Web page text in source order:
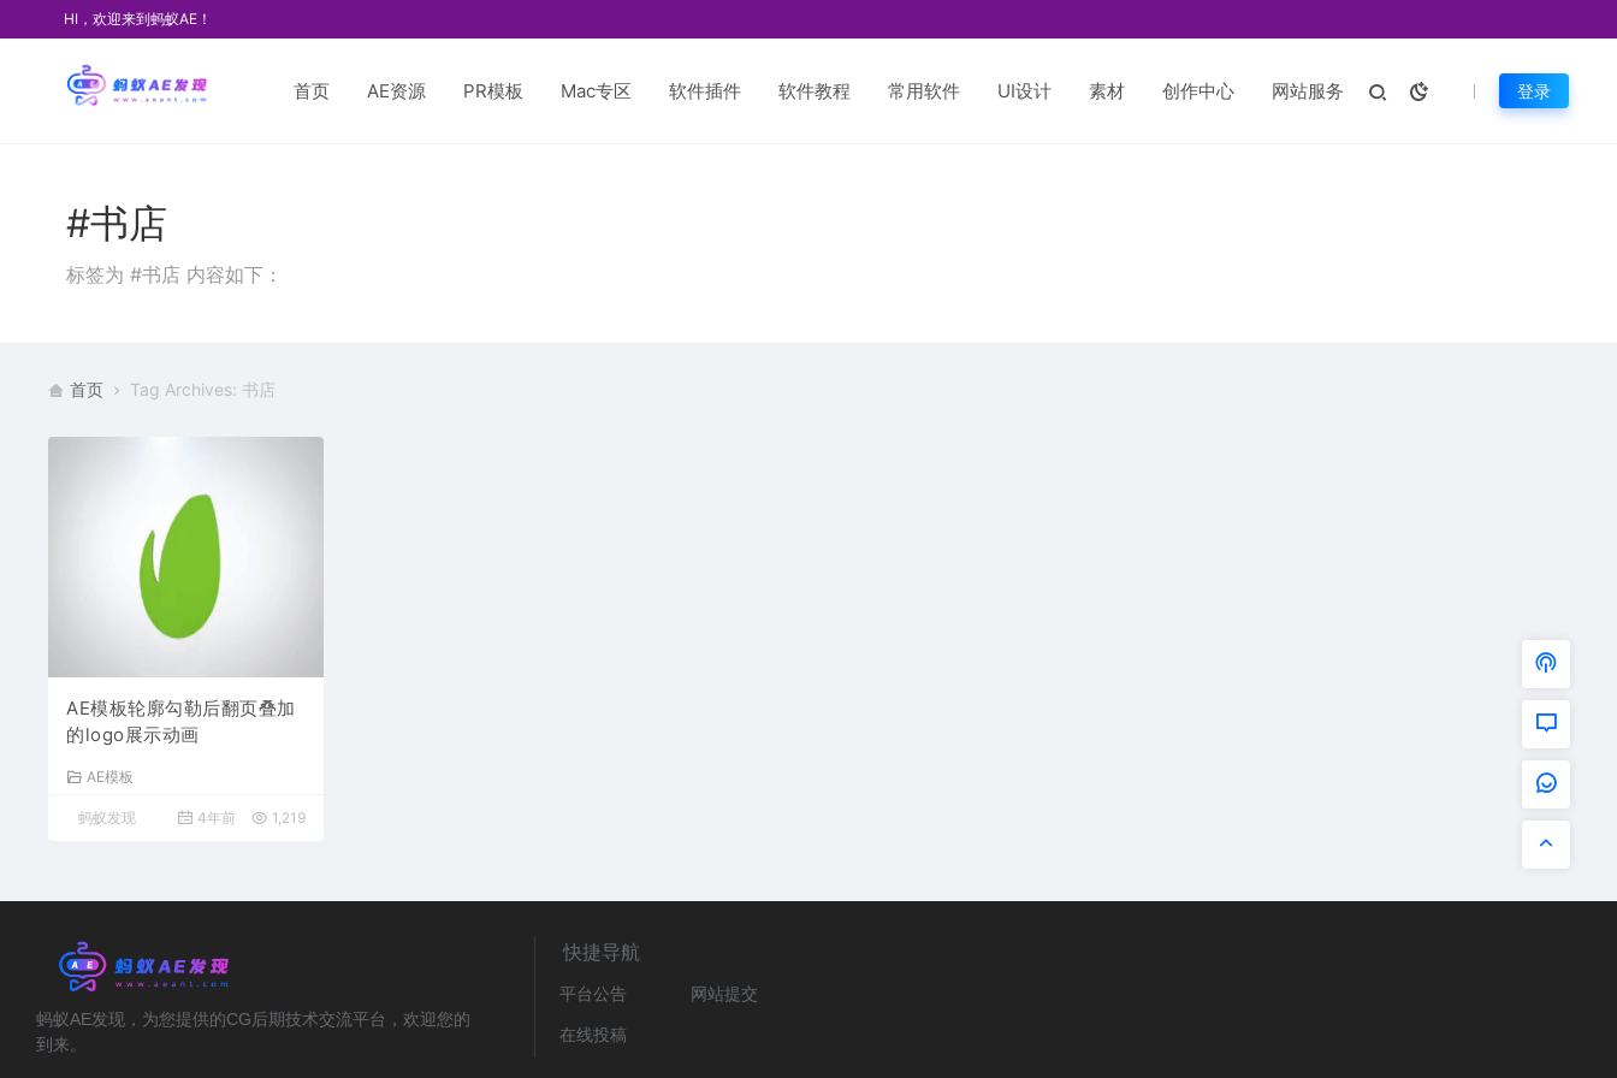
HI，欢迎来到蚂蚁AE！
首页 AE资源 PR模板 Mac专区 软件插件 软件教程 常用软件 UI设计 素材 创作中心 网站服务 登录
#书店
标签为 #书店 内容如下：
首页 Tag Archives: 书店
AE模板轮廓勾勒后翻页叠加
的logo展示动画
AE模板
蚂蚁发现 4年前 1,219
蚂蚁AE发现，为您提供的CG后期技术交流平台，欢迎您的
到来。
快捷导航
平台公告
网站提交
在线投稿